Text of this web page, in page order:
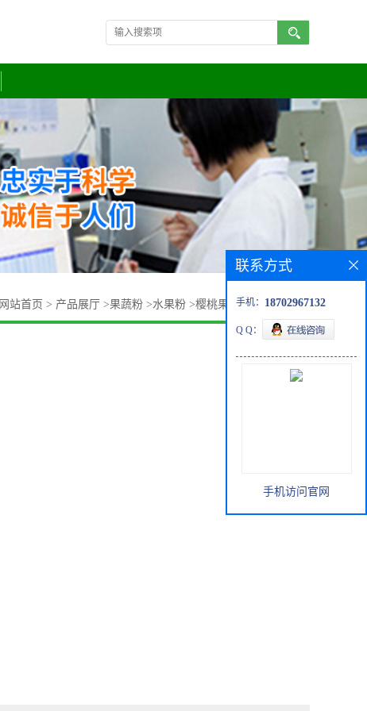
网站首页 > 产品展厅 >果蔬粉 >水果粉 >樱桃果粉 全水溶樱桃粉
联系方式
手机： 18702967132
Q Q：
手机访问官网